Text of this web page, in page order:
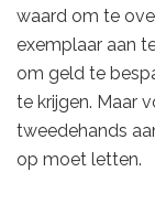
waard om te
exemplaar aan
om geld te
te krijgen. Maar
tweedehands
op moet letten.